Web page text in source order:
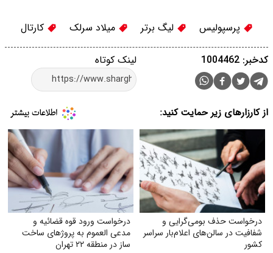
پرسپولیس لیگ برتر میلاد سرلک کارتال
لینک کوتاه کدخبر: 1004462
از کارزارهای زیر حمایت کنید:
درخواست حذف بومی‌گرایی و
شفافیت در سالن‌های اعلام‌بار سراسر
کشور
درخواست ورود قوه قضائیه و
مدعی العموم به پروژهای ساخت
ساز در منطقه ۲۲ تهران